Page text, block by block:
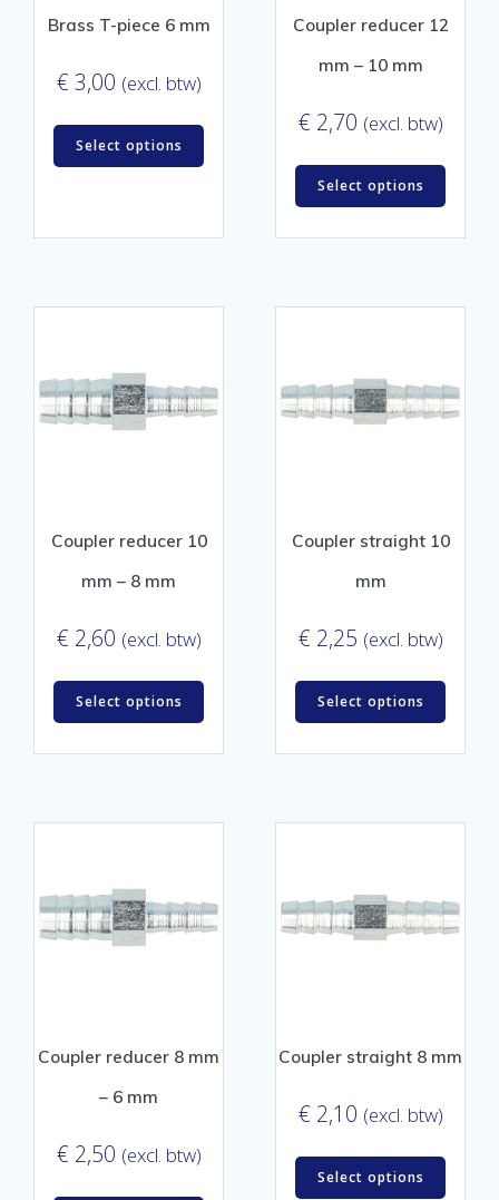
Brass T-piece 6 mm
€ 3,00 (excl. btw)
Select options
Coupler reducer 12
mm – 10 mm
€ 2,70 (excl. btw)
Select options
Coupler reducer 10
mm – 8 mm
€ 2,60 (excl. btw)
Select options
Coupler straight 10
mm
€ 2,25 (excl. btw)
Select options
Coupler reducer 8 mm
– 6 mm
€ 2,50 (excl. btw)
Coupler straight 8 mm
€ 2,10 (excl. btw)
Select options